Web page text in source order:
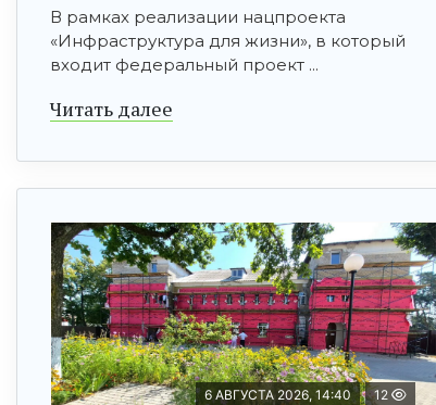
В рамках реализации нацпроекта
«Инфраструктура для жизни», в который
входит федеральный проект ...
Читать далее
6 АВГУСТА 2026, 14:40 12